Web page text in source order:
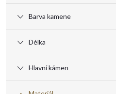
Barva kamene
Délka
Hlavní kámen